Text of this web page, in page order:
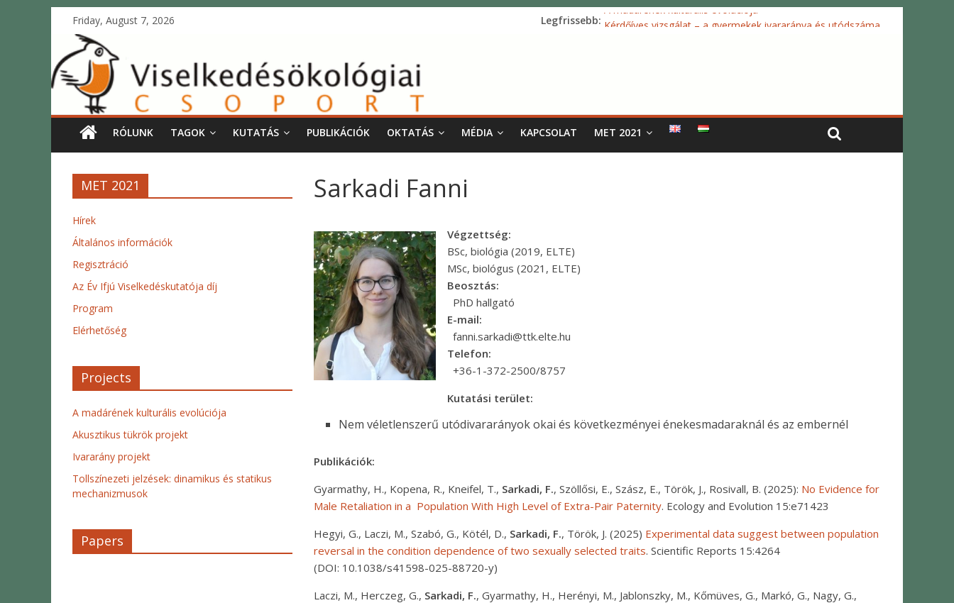
Friday, August 7, 2026 Legfrissebb: A madárének kulturális evolúciója
RÓLUNK TAGOK KUTATÁS PUBLIKÁCIÓK OKTATÁS MÉDIA KAPCSOLAT MET 2021
Sarkadi Fanni
Végzettség:
BSc, biológia (2019, ELTE)
MSc, biológus (2021, ELTE)
Beosztás:
PhD hallgató
E-mail:
fanni.sarkadi@ttk.elte.hu
Telefon:
+36-1-372-2500/8757
Kutatási terület:
Nem véletlenszerű utódivararányok okai és következményei énekesmadaraknál és az embernél
Publikációk:
Gyarmathy, H., Kopena, R., Kneifel, T., Sarkadi, F., Szöllősi, E., Szász, E., Török, J., Rosivall, B. (2025): No Evidence for
Male Retaliation in a Population With High Level of Extra-Pair Paternity. Ecology and Evolution 15:e71423
Hegyi, G., Laczi, M., Szabó, G., Kötél, D., Sarkadi, F., Török, J. (2025) Experimental data suggest between population
reversal in the condition dependence of two sexually selected traits. Scientific Reports 15:4264
(DOI: 10.1038/s41598-025-88720-y)
Laczi, M., Herczeg, G., Sarkadi, F., Gyarmathy, H., Herényi, M., Jablonszky, M., Kőmüves, G., Markó, G., Nagy, G.,
MET 2021
Hírek
Általános információk
Regisztráció
Az Év Ifjú Viselkedéskutatója díj
Program
Elérhetőség
Projects
A madárének kulturális evolúciója
Akusztikus tükrök projekt
Ivararány projekt
Tollszínezeti jelzések: dinamikus és statikus
mechanizmusok
Papers